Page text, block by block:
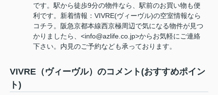
です。駅から徒歩9分の物件なら、駅前のお買い物も便
利です。新着情報：VIVRE(ヴィーヴル)の空室情報なら
コチラ。阪急京都本線西京極周辺で気になる物件が見つ
かりましたら、<info@azlife.co.jp>からお気軽にご連絡
下さい。内見のご予約なども承っております。
VIVRE（ヴィーヴル）のコメント(おすすめポイン
ト)